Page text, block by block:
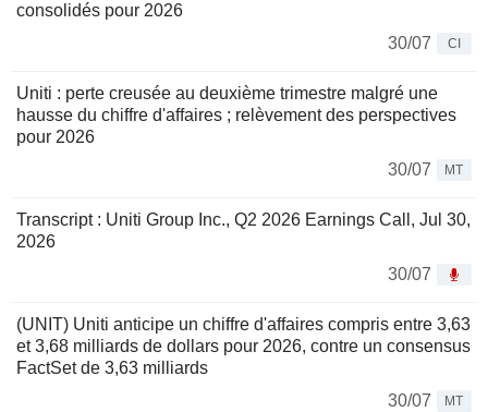
consolidés pour 2026
30/07
CI
Uniti : perte creusée au deuxième trimestre malgré une
hausse du chiffre d'affaires ; relèvement des perspectives
pour 2026
30/07
MT
Transcript : Uniti Group Inc., Q2 2026 Earnings Call, Jul 30,
2026
30/07
(UNIT) Uniti anticipe un chiffre d'affaires compris entre 3,63
et 3,68 milliards de dollars pour 2026, contre un consensus
FactSet de 3,63 milliards
30/07
MT